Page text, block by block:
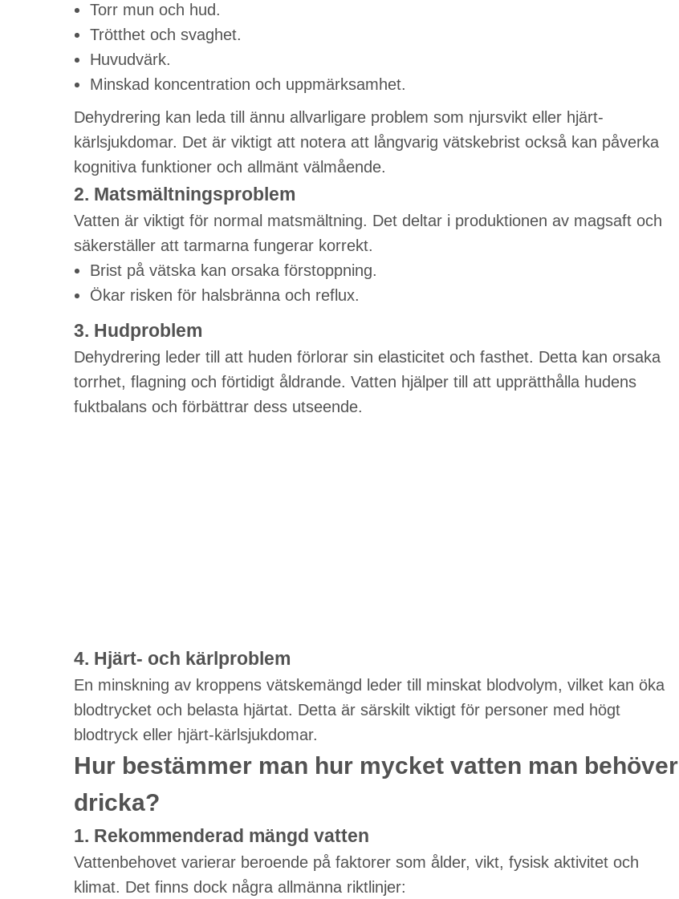
Torr mun och hud.
Trötthet och svaghet.
Huvudvärk.
Minskad koncentration och uppmärksamhet.
Dehydrering kan leda till ännu allvarligare problem som njursvikt eller hjärt-
kärlsjukdomar. Det är viktigt att notera att långvarig vätskebrist också kan påverka
kognitiva funktioner och allmänt välmående.
2. Matsmältningsproblem
Vatten är viktigt för normal matsmältning. Det deltar i produktionen av magsaft och
säkerställer att tarmarna fungerar korrekt.
Brist på vätska kan orsaka förstoppning.
Ökar risken för halsbränna och reflux.
3. Hudproblem
Dehydrering leder till att huden förlorar sin elasticitet och fasthet. Detta kan orsaka
torrhet, flagning och förtidigt åldrande. Vatten hjälper till att upprätthålla hudens
fuktbalans och förbättrar dess utseende.
4. Hjärt- och kärlproblem
En minskning av kroppens vätskemängd leder till minskat blodvolym, vilket kan öka
blodtrycket och belasta hjärtat. Detta är särskilt viktigt för personer med högt
blodtryck eller hjärt-kärlsjukdomar.
Hur bestämmer man hur mycket vatten man behöver
dricka?
1. Rekommenderad mängd vatten
Vattenbehovet varierar beroende på faktorer som ålder, vikt, fysisk aktivitet och
klimat. Det finns dock några allmänna riktlinjer: